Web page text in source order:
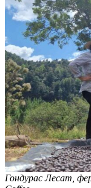
Гондурас Лесат,